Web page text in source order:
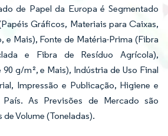
de Papel da Europa é Segmentado
Gráficos, Materiais para Caixas,
e Mais), Fonte de Matéria-Prima (Fibra
e Fibra de Resíduo Agrícola),
g/m², e Mais), Indústria de Uso Final
Impressão e Publicação, Higiene e
As Previsões de Mercado são
Volume (Toneladas).